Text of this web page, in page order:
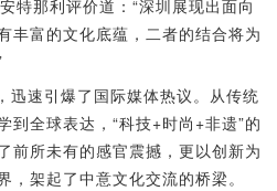
特那利评价道：“深圳展现出面向
丰富的文化底蕴，二者的结合将为
迅速引爆了国际媒体热议。从传统
到全球表达，“科技+时尚+非遗”的
前所未有的感官震撼，更以创新为
架起了中意文化交流的桥梁。